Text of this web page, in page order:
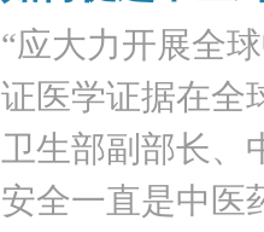
“应大力开展全
证医学证据在全
卫生部副部长、
安全一直是中医